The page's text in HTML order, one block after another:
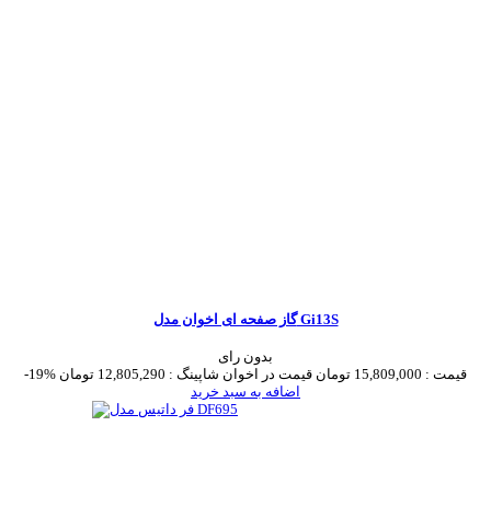
گاز صفحه ای اخوان مدل Gi13S
بدون رای
-19%
قیمت : 15,809,000 تومان قیمت در اخوان شاپینگ : 12,805,290 تومان
اضافه به سبد خرید